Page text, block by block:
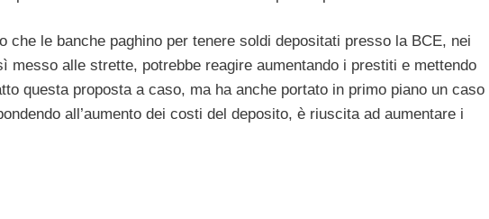
che le banche paghino per tenere soldi depositati presso la BCE, nei
messo alle strette, potrebbe reagire aumentando i prestiti e mettendo
questa proposta a caso, ma ha anche portato in primo piano un caso
all’aumento dei costi del deposito, è riuscita ad aumentare i